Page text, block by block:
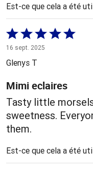
Est-ce que cela a été
Coté
5 sur
5
16 sept. 2025
Glenys T
Mimi eclaires
Tasty little
sweetness.
them.
Est-ce que cela a été